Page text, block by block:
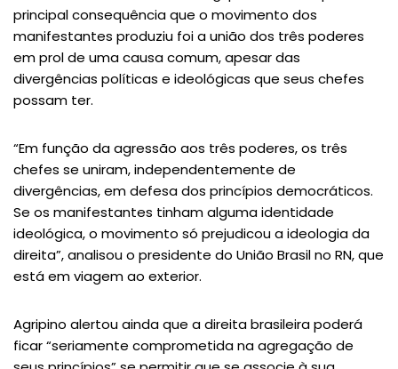
principal consequência que o movimento dos
manifestantes produziu foi a união dos três poderes
em prol de uma causa comum, apesar das
divergências políticas e ideológicas que seus chefes
possam ter.
“Em função da agressão aos três poderes, os três
chefes se uniram, independentemente de
divergências, em defesa dos princípios democráticos.
Se os manifestantes tinham alguma identidade
ideológica, o movimento só prejudicou a ideologia da
direita”, analisou o presidente do União Brasil no RN, que
está em viagem ao exterior.
Agripino alertou ainda que a direita brasileira poderá
ficar “seriamente comprometida na agregação de